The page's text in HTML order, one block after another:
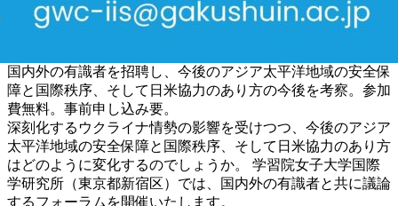
国内外の有識者を招聘し、今後のアジア太平洋地域の安全保
障と国際秩序、そして日米協力のあり方の今後を考察。参加
費無料。事前申し込み要。
深刻化するウクライナ情勢の影響を受けつつ、今後のアジア
太平洋地域の安全保障と国際秩序、そして日米協力のあり方
はどのように変化するのでしょうか。 学習院女子大学国際
学研究所（東京都新宿区）では、国内外の有識者と共に議論
するフォーラムを開催いたします。